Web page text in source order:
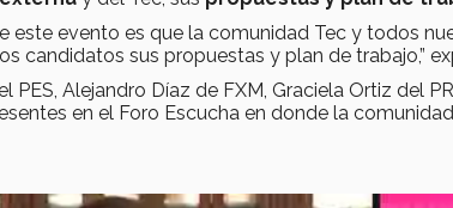
este evento es que la comunidad Tec y todos
candidatos sus propuestas y plan de trabajo,”
PES, Alejandro Díaz de FXM, Graciela Ortiz del
en el Foro Escucha en donde la